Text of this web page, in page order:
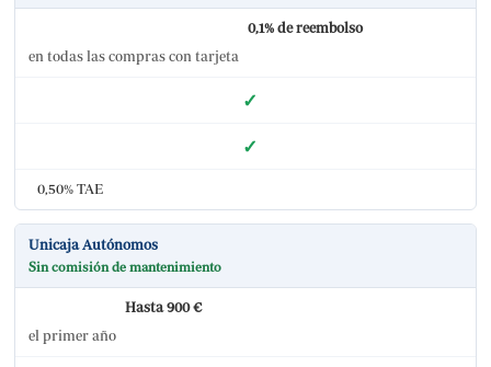
0,1% de reembolso
en todas las compras con tarjeta
✓
✓
0,50% TAE
Unicaja Autónomos
Sin comisión de mantenimiento
Hasta 900 €
el primer año